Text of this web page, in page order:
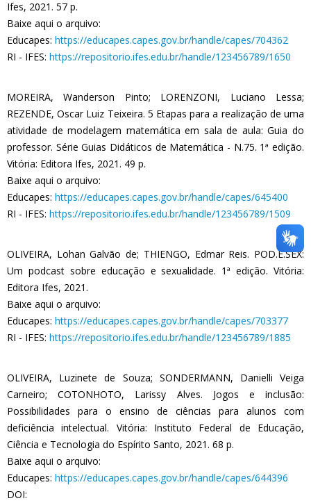
Ifes, 2021. 57 p.
Baixe aqui o arquivo:
Educapes: https://educapes.capes.gov.br/handle/capes/704362
RI - IFES: https://repositorio.ifes.edu.br/handle/123456789/1650
MOREIRA, Wanderson Pinto; LORENZONI, Luciano Lessa;
REZENDE, Oscar Luiz Teixeira. 5 Etapas para a realização de uma
atividade de modelagem matemática em sala de aula: Guia do
professor. Série Guias Didáticos de Matemática - N.75. 1ª edição.
Vitória: Editora Ifes, 2021. 49 p.
Baixe aqui o arquivo:
Educapes: https://educapes.capes.gov.br/handle/capes/645400
RI - IFES: https://repositorio.ifes.edu.br/handle/123456789/1509
OLIVEIRA, Lohan Galvão de; THIENGO, Edmar Reis. POD.E.SEX:
Um podcast sobre educação e sexualidade. 1ª edição. Vitória:
Editora Ifes, 2021.
Baixe aqui o arquivo:
Educapes: https://educapes.capes.gov.br/handle/capes/703377
RI - IFES: https://repositorio.ifes.edu.br/handle/123456789/1885
OLIVEIRA, Luzinete de Souza; SONDERMANN, Danielli Veiga
Carneiro; COTONHOTO, Larissy Alves. Jogos e inclusão:
Possibilidades para o ensino de ciências para alunos com
deficiência intelectual. Vitória: Instituto Federal de Educação,
Ciência e Tecnologia do Espírito Santo, 2021. 68 p.
Baixe aqui o arquivo:
Educapes: https://educapes.capes.gov.br/handle/capes/644396
DOI: